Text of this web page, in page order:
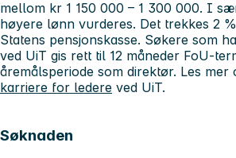
mellom kr 1 150 000 – 1 300 000. I
høyere lønn vurderes. Det trekkes 2
Statens pensjonskasse. Søkere som
ved UiT gis rett til 12 måneder FoU-
åremålsperiode som direktør. Les mer
karriere for ledere ved UiT.
Søknaden